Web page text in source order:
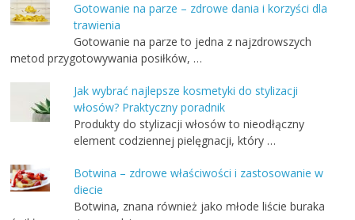
Gotowanie na parze – zdrowe dania i korzyści dla
trawienia
Gotowanie na parze to jedna z najzdrowszych
metod przygotowywania posiłków, …
Jak wybrać najlepsze kosmetyki do stylizacji
włosów? Praktyczny poradnik
Produkty do stylizacji włosów to nieodłączny
element codziennej pielęgnacji, który …
Botwina – zdrowe właściwości i zastosowanie w
diecie
Botwina, znana również jako młode liście buraka